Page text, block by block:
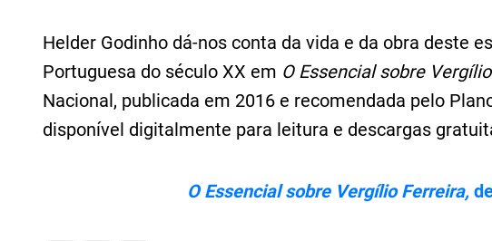
Helder Godinho dá-nos conta da vida e da obra deste
Portuguesa do século XX em O Essencial sobre
Nacional, publicada em 2016 e recomendada pelo
disponível digitalmente para leitura e descargas
O Essencial sobre Vergílio Ferreira,